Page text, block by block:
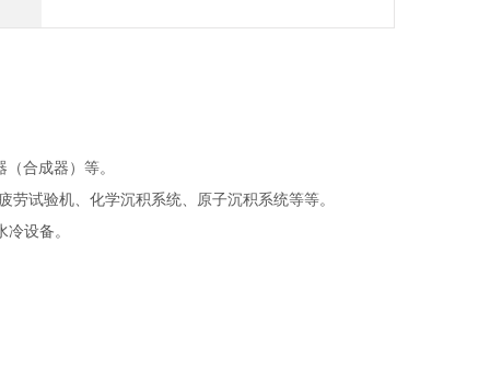
合成器）等。
劳试验机、化学沉积系统、原子沉积系统等等。
设备。